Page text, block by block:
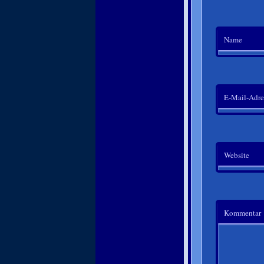
Name
E-Mail-
Website
Kommentar